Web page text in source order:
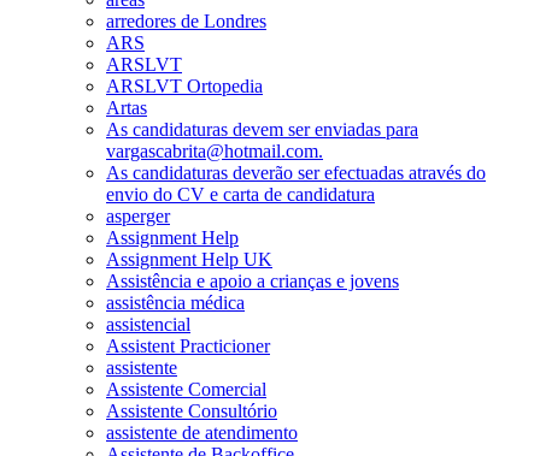
arredores de Londres
ARS
ARSLVT
ARSLVT Ortopedia
Artas
As candidaturas devem ser enviadas para
vargascabrita@hotmail.com.
As candidaturas deverão ser efectuadas através do
envio do CV e carta de candidatura
asperger
Assignment Help
Assignment Help UK
Assistência e apoio a crianças e jovens
assistência médica
assistencial
Assistent Practicioner
assistente
Assistente Comercial
Assistente Consultório
assistente de atendimento